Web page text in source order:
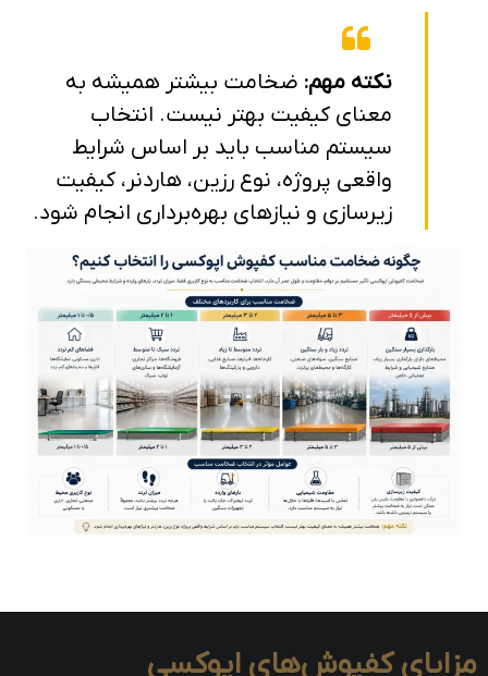
نکته مهم: ضخامت بیشتر همیشه به
معنای کیفیت بهتر نیست. انتخاب
سیستم مناسب باید بر اساس شرایط
واقعی پروژه، نوع رزین، هاردنر، کیفیت
زیرسازی و نیازهای بهره‌برداری انجام شود.
مزایای کفپوش‌های اپوکسی